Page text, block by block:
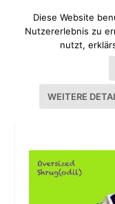
SHRUGODIL
Diese Website
Nutzererlebnis zu
nutzt,
WEITERE